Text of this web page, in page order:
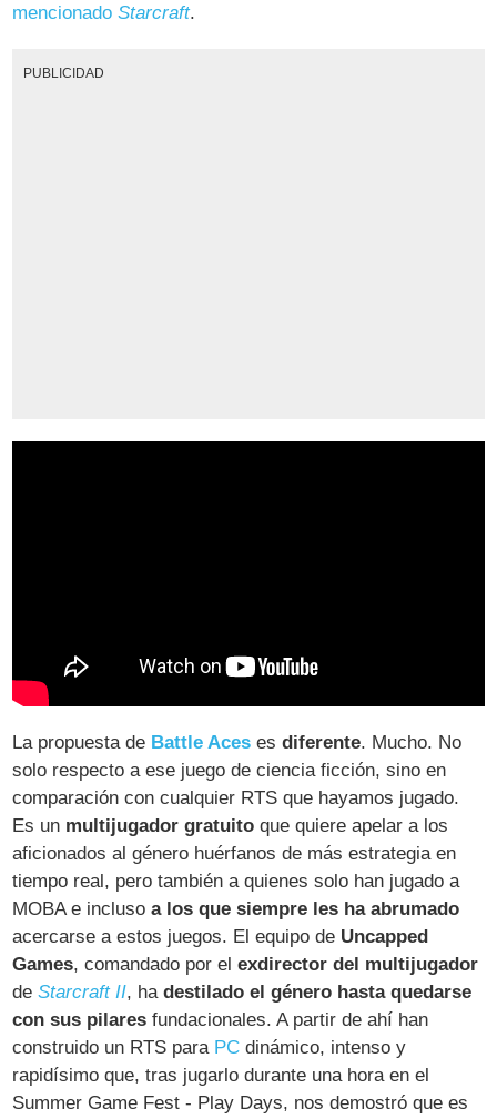
mencionadoStarcraft.
PUBLICIDAD
La propuesta de Battle Aces esdiferente. Mucho. No
solo respecto a ese juego de ciencia ficción, sino en
comparación con cualquier RTS que hayamos jugado.
Es un multijugador gratuito que quiere apelar a los
aficionados al género huérfanos de más estrategia en
tiempo real, pero también a quienes solo han jugado a
MOBA e inclusoa los que siempre les ha abrumado
acercarse a estos juegos. El equipo de Uncapped
Games, comandado por elexdirector del multijugador
deStarcraft II, hadestilado el género hasta quedarse
con sus pilares fundacionales. A partir de ahí han
construido un RTS para PC dinámico, intenso y
rapidísimo que, tras jugarlo durante una hora en el
Summer Game Fest - Play Days, nos demostró que es